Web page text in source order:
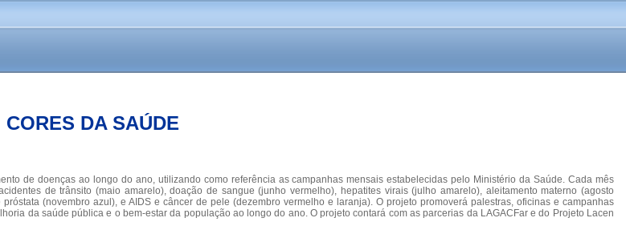
CORES DA SAÚDE
de doenças ao longo do ano, utilizando como referência as campanhas mensais estabelecidas pelo Ministério da Saúde. Cada mês
de trânsito (maio amarelo), doação de sangue (junho vermelho), hepatites virais (julho amarelo), aleitamento materno (agosto
(novembro azul), e AIDS e câncer de pele (dezembro vermelho e laranja). O projeto promoverá palestras, oficinas e campanhas
da saúde pública e o bem-estar da população ao longo do ano. O projeto contará com as parcerias da LAGACFar e do Projeto Lacen